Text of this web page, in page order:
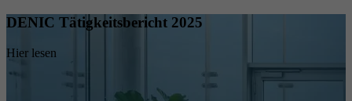
DENIC Tätigkeitsbericht 2025
Hier lesen